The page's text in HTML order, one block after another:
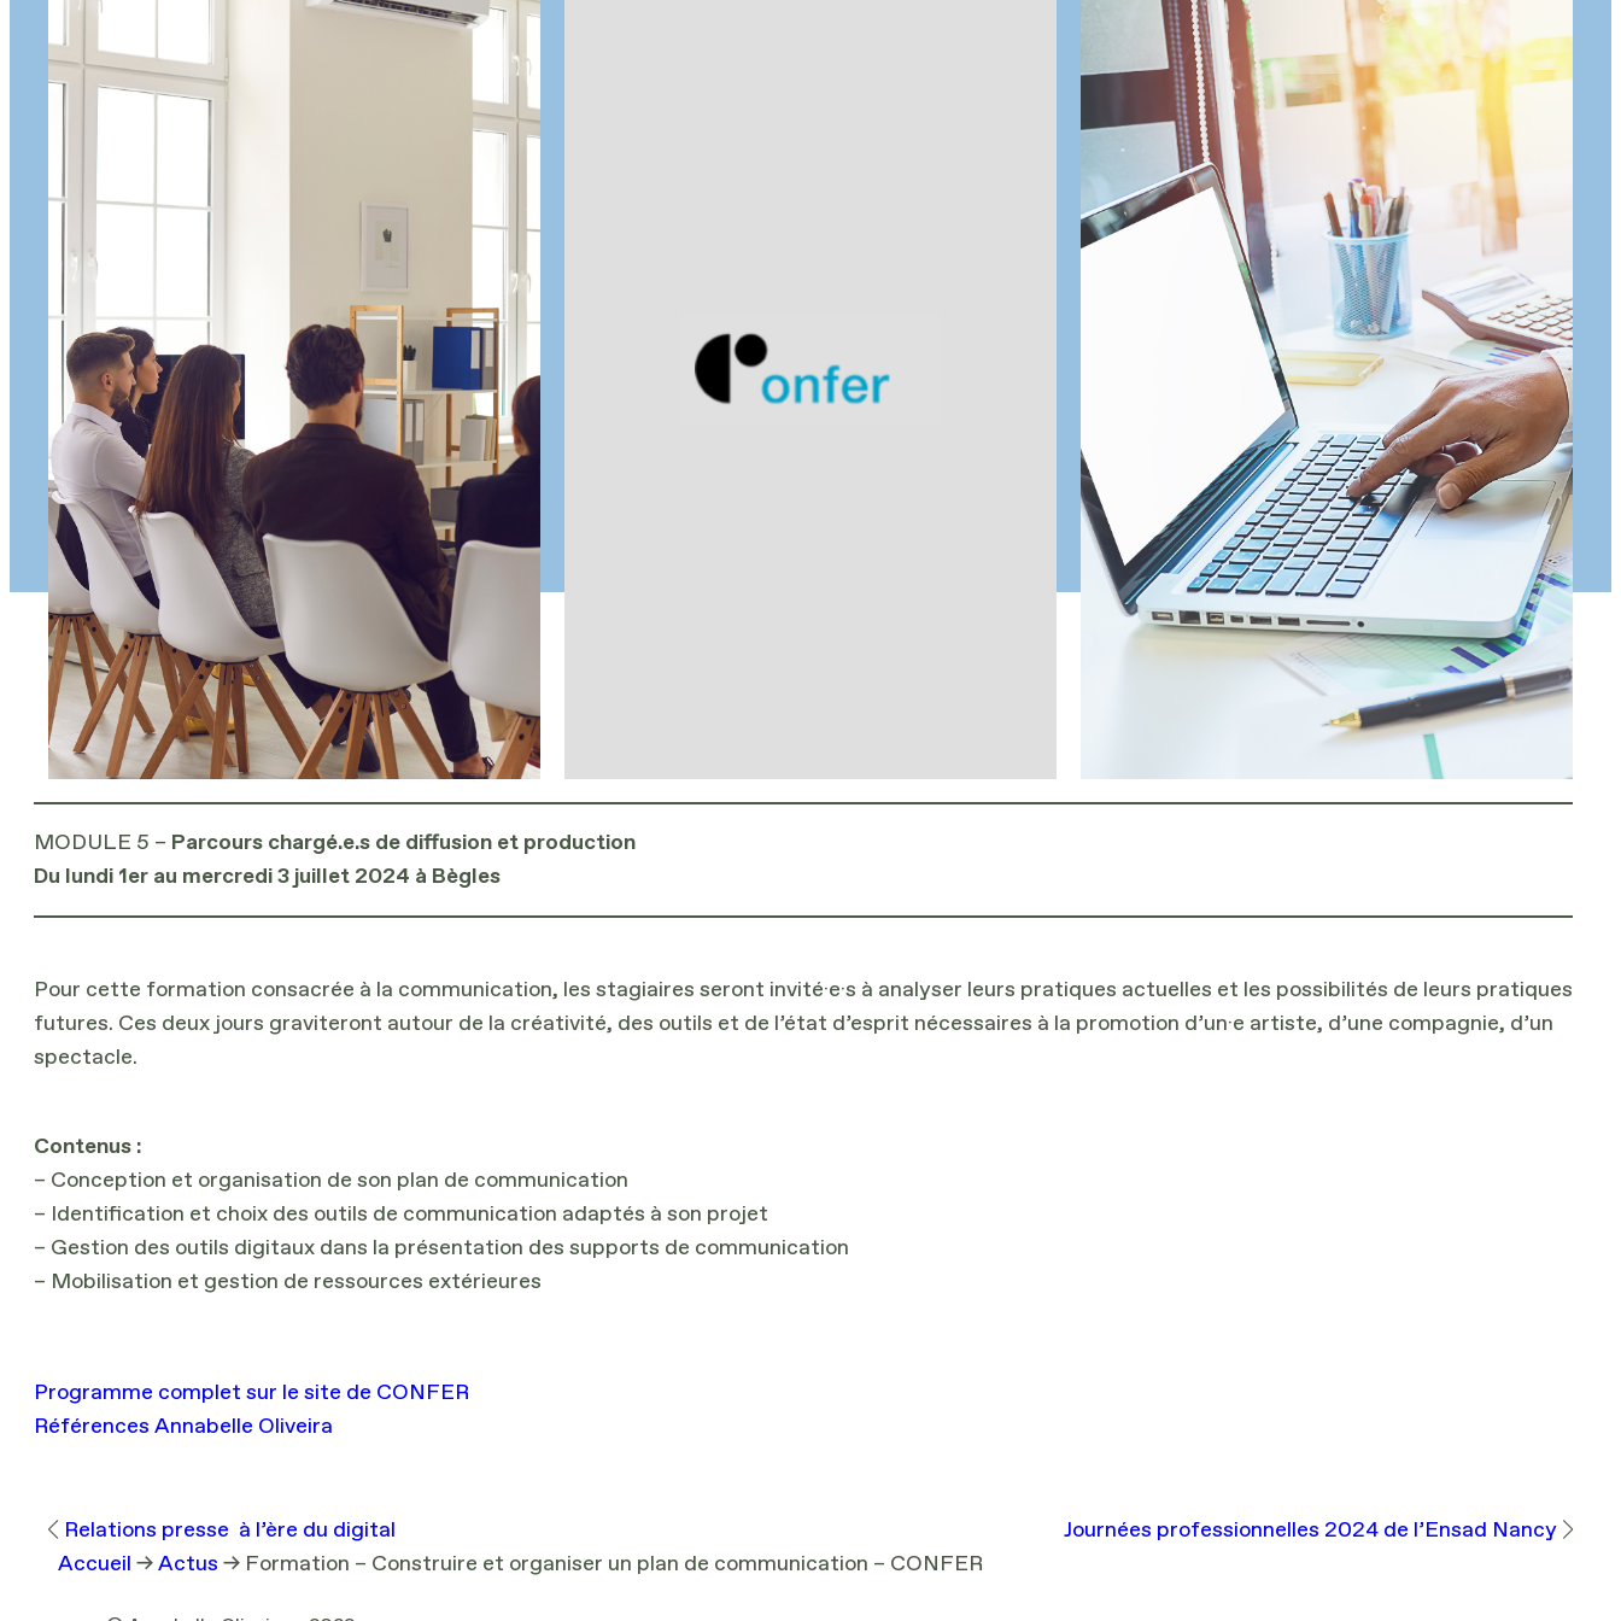
MODULE 5 – Parcours chargé.e.s de diffusion et production
Du lundi 1er au mercredi 3 juillet 2024 à Bègles
Pour cette formation consacrée à la communication, les stagiaires seront invité·e·s à analyser leurs pratiques actuelles et les possibilités de leurs pratiques
futures. Ces deux jours graviteront autour de la créativité, des outils et de l’état d’esprit nécessaires à la promotion d’un·e artiste, d’une compagnie, d’un
spectacle.
Contenus :
– Conception et organisation de son plan de communication
– Identification et choix des outils de communication adaptés à son projet
– Gestion des outils digitaux dans la présentation des supports de communication
– Mobilisation et gestion de ressources extérieures
Programme complet sur le site de CONFER
Références Annabelle Oliveira
Relations presse à l’ère du digital
Journées professionnelles 2024 de l’Ensad Nancy
Accueil → Actus → Formation – Construire et organiser un plan de communication – CONFER